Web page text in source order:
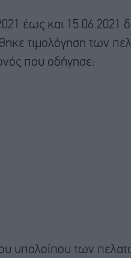
έως και 15.06.2021
τιμολόγηση των
που οδήγησε:
υπολοίπου των